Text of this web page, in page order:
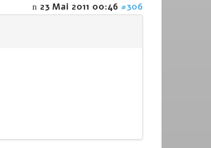
23 Mai 2011 00:46 #306